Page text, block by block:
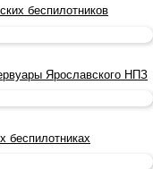
беспилотников
Ярославского НПЗ
беспилотниках